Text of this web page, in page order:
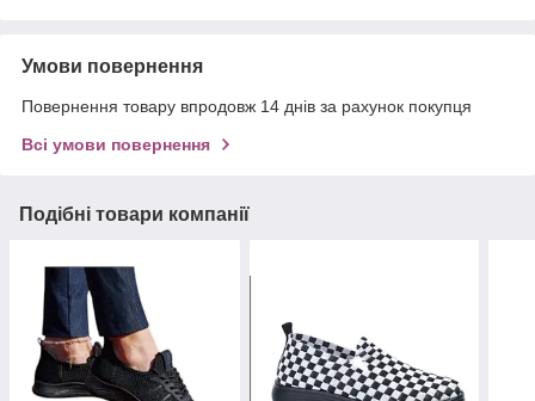
Умови повернення
Повернення товару впродовж 14 днів за рахунок покупця
Всі умови повернення
Подібні товари компанії